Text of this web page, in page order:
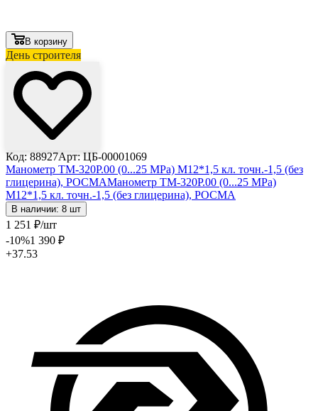
В корзину
День строителя
Код: 88927Арт: ЦБ-00001069
Манометр ТМ-320Р.00 (0...25 МРа) М12*1,5 кл. точн.-1,5 (без
глицерина), РОСМАМанометр ТМ-320Р.00 (0...25 МРа)
М12*1,5 кл. точн.-1,5 (без глицерина), РОСМА
В наличии: 8 шт
1 251 ₽/шт
-10%1 390 ₽
+37.53